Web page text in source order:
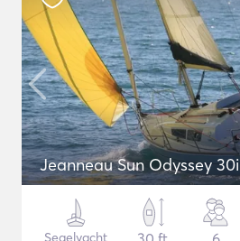
Jeanneau Sun Odyssey 30i
Segelyacht